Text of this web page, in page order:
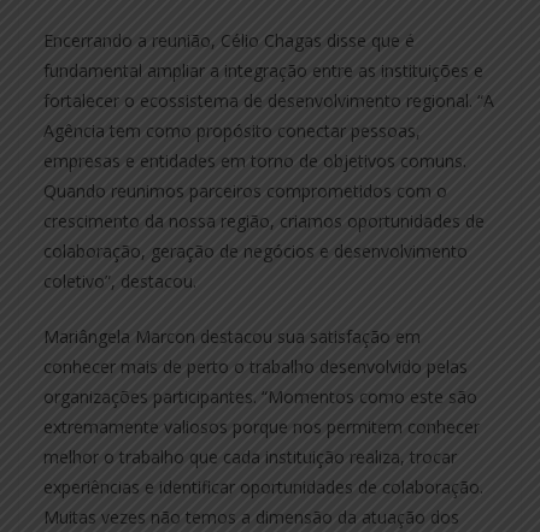
Encerrando a reunião, Célio Chagas disse que é
fundamental ampliar a integração entre as instituições e
fortalecer o ecossistema de desenvolvimento regional. “A
Agência tem como propósito conectar pessoas,
empresas e entidades em torno de objetivos comuns.
Quando reunimos parceiros comprometidos com o
crescimento da nossa região, criamos oportunidades de
colaboração, geração de negócios e desenvolvimento
coletivo”, destacou.
Mariângela Marcon destacou sua satisfação em
conhecer mais de perto o trabalho desenvolvido pelas
organizações participantes. “Momentos como este são
extremamente valiosos porque nos permitem conhecer
melhor o trabalho que cada instituição realiza, trocar
experiências e identificar oportunidades de colaboração.
Muitas vezes não temos a dimensão da atuação dos